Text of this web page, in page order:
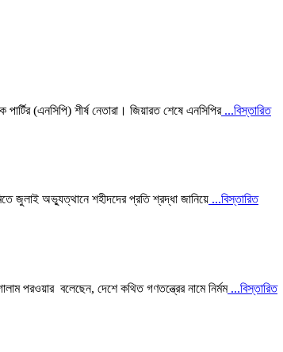
(এনসিপি) শীর্ষ নেতারা। জিয়ারত শেষে এনসিপির...বিস্তারিত
জুলাই অভ্যুত্থানে শহীদদের প্রতি শ্রদ্ধা জানিয়ে ...বিস্তারিত
পরওয়ার বলেছেন, দেশে কথিত গণতন্ত্রের নামে নির্মম...বিস্তারিত